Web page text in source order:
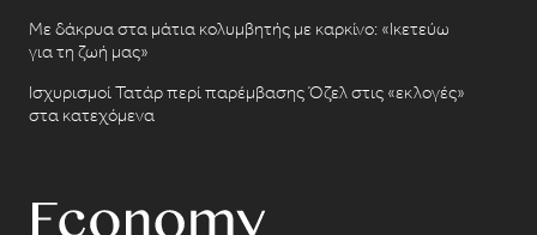
Με δάκρυα στα μάτια κολυμβητής με καρκίνο: «Ικετεύω
για τη ζωή μας»
Ισχυρισμοί Τατάρ περί παρέμβασης Όζελ στις «εκλογές»
στα κατεχόμενα